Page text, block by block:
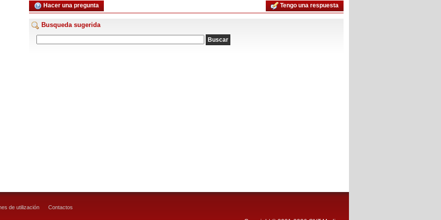
Hacer una pregunta Tengo una respuesta
Busqueda sugerida
de utilización Contactos